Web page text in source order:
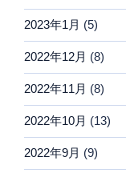
2023年1月 (5)
2022年12月 (8)
2022年11月 (8)
2022年10月 (13)
2022年9月 (9)